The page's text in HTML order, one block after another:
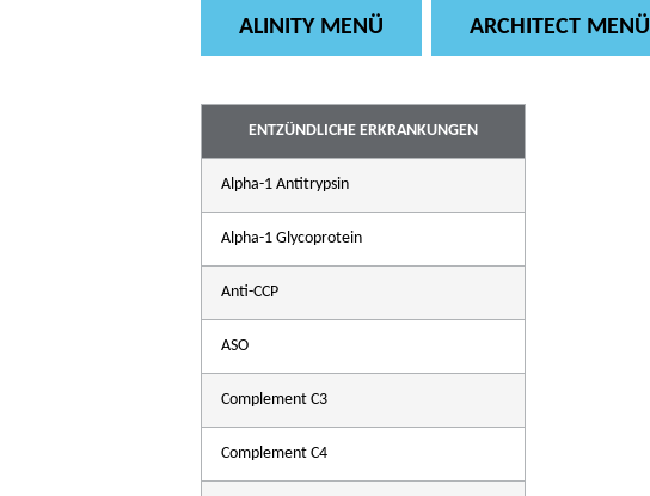
ALINITY MENÜ ARCHITECT MENÜ
ENTZÜNDLICHE ERKRANKUNGEN
Alpha-1 Antitrypsin
Alpha-1 Glycoprotein
Anti-CCP
ASO
Complement C3
Complement C4